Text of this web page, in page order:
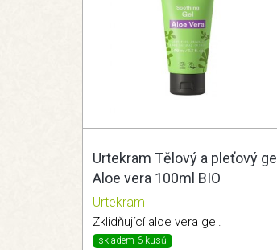
Urtekram Tělový a pleťový gel
Aloe vera 100ml BIO
Urtekram
Zklidňující aloe vera gel.
skladem 6 kusů